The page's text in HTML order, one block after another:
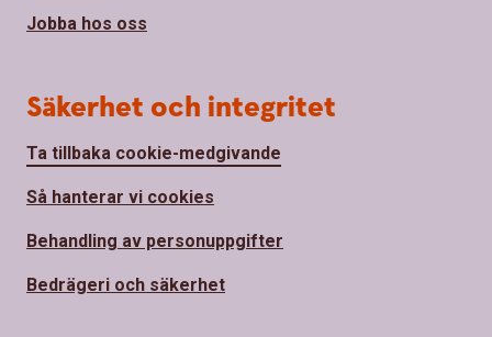
Jobba hos oss
Säkerhet och integritet
Ta tillbaka cookie-medgivande
Så hanterar vi cookies
Behandling av personuppgifter
Bedrägeri och säkerhet